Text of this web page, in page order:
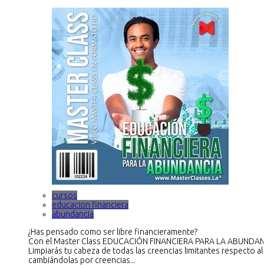
cursos
educacion financiera
abundancia
¿Has pensado como ser libre financieramente?
Con el Master Class EDUCACIÓN FINANCIERA PARA LA
Limpiarás tu cabeza de todas las creencias limitantes respecto
cambiándolas por creencias...